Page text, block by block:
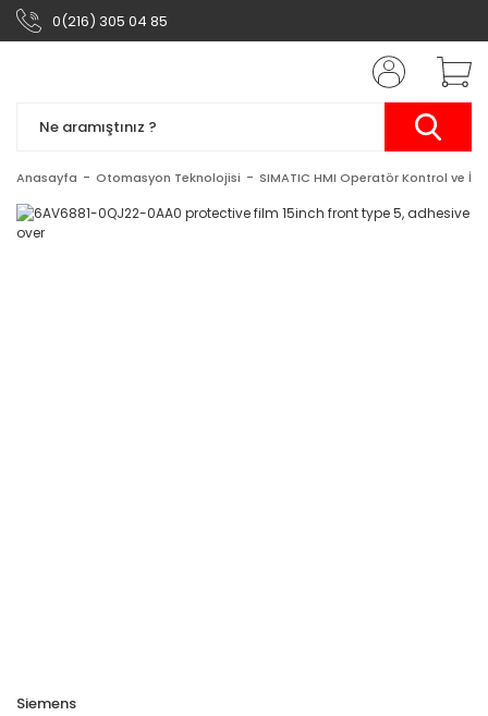
0(216) 305 04 85
Anasayfa Otomasyon Teknolojisi SIMATIC HMI Operatör Kontrol ve
Siemens